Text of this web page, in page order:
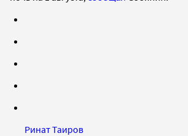
Ринат Таиров